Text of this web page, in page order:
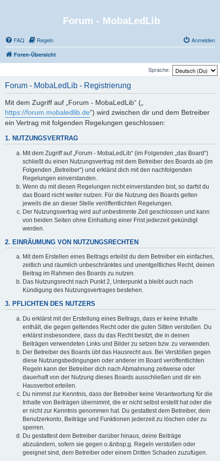
Forum - MobaLedLib
FAQ Regeln Anmelden
Foren-Übersicht
Sprache:
Forum - MobaLedLib - Registrierung
Mit dem Zugriff auf „Forum - MobaLedLib“ („
https://forum.mobaledlib.de“) wird zwischen dir und dem Betreiber
ein Vertrag mit folgenden Regelungen geschlossen:
1. NUTZUNGSVERTRAG
Mit dem Zugriff auf „Forum - MobaLedLib“ (im Folgenden „das Board“)
schließt du einen Nutzungsvertrag mit dem Betreiber des Boards ab (im
Folgenden „Betreiber“) und erklärst dich mit den nachfolgenden
Regelungen einverstanden.
Wenn du mit diesen Regelungen nicht einverstanden bist, so darfst du
das Board nicht weiter nutzen. Für die Nutzung des Boards gelten
jeweils die an dieser Stelle veröffentlichten Regelungen.
Der Nutzungsvertrag wird auf unbestimmte Zeit geschlossen und kann
von beiden Seiten ohne Einhaltung einer Frist jederzeit gekündigt
werden.
2. EINRÄUMUNG VON NUTZUNGSRECHTEN
Mit dem Erstellen eines Beitrags erteilst du dem Betreiber ein einfaches,
zeitlich und räumlich unbeschränktes und unentgeltliches Recht, deinen
Beitrag im Rahmen des Boards zu nutzen.
Das Nutzungsrecht nach Punkt 2, Unterpunkt a bleibt auch nach
Kündigung des Nutzungsvertrages bestehen.
3. PFLICHTEN DES NUTZERS
Du erklärst mit der Erstellung eines Beitrags, dass er keine Inhalte
enthält, die gegen geltendes Recht oder die guten Sitten verstoßen. Du
erklärst insbesondere, dass du das Recht besitzt, die in deinen
Beiträgen verwendeten Links und Bilder zu setzen bzw. zu verwenden.
Der Betreiber des Boards übt das Hausrecht aus. Bei Verstößen gegen
diese Nutzungsbedingungen oder anderer im Board veröffentlichten
Regeln kann der Betreiber dich nach Abmahnung zeitweise oder
dauerhaft von der Nutzung dieses Boards ausschließen und dir ein
Hausverbot erteilen.
Du nimmst zur Kenntnis, dass der Betreiber keine Verantwortung für die
Inhalte von Beiträgen übernimmt, die er nicht selbst erstellt hat oder die
er nicht zur Kenntnis genommen hat. Du gestattest dem Betreiber, dein
Benutzerkonto, Beiträge und Funktionen jederzeit zu löschen oder zu
sperren.
Du gestattest dem Betreiber darüber hinaus, deine Beiträge
abzuändern, sofern sie gegen o.&nbsp;g. Regeln verstoßen oder
geeignet sind, dem Betreiber oder einem Dritten Schaden zuzufügen.